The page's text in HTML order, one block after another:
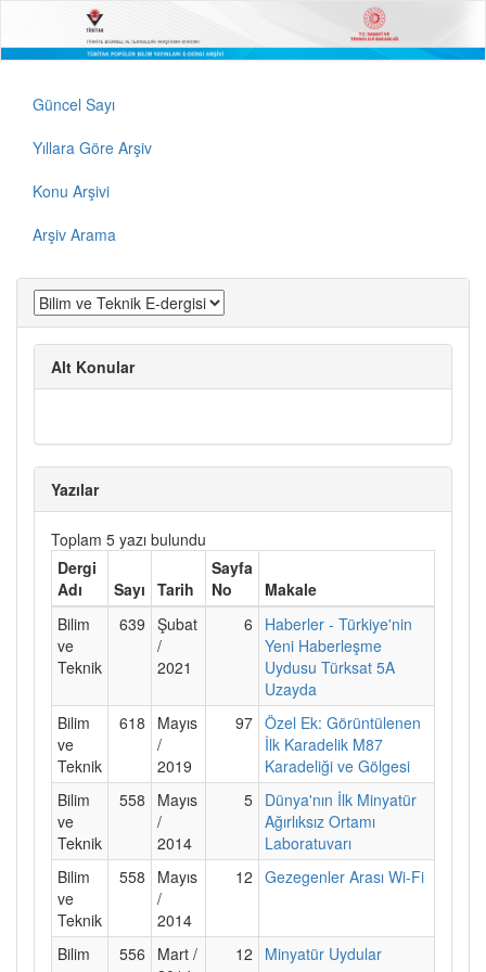
Güncel Sayı
Yıllara Göre Arşiv
Konu Arşivi
Arşiv Arama
Alt Konular
Yazılar
Toplam 5 yazı bulundu
Dergi
Adı
Sayı Tarih
Sayfa
No
Makale
Bilim
ve
Teknik
639 Şubat
/
2021
6
Haberler - Türkiye'nin
Yeni Haberleşme
Uydusu Türksat 5A
Uzayda
Bilim
ve
Teknik
618
Mayıs
/
2019
97 Özel Ek: Görüntülenen
İlk Karadelik M87
Karadeliği ve Gölgesi
Bilim
ve
Teknik
558
Mayıs
/
2014
5 Dünya'nın İlk Minyatür
Ağırlıksız Ortamı
Laboratuvarı
Bilim
ve
Teknik
558
Mayıs
/
2014
12 Gezegenler Arası Wi-Fi
Bilim
556
Mart /
12 Minyatür Uydular